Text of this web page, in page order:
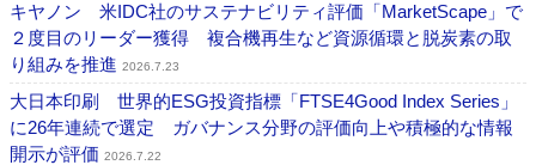
キヤノン 米IDC社のサステナビリティ評価「MarketScape」で
２度目のリーダー獲得 複合機再生など資源循環と脱炭素の取
り組みを推進 2026.7.23
大日本印刷 世界的ESG投資指標「FTSE4Good Index Series」
に26年連続で選定 ガバナンス分野の評価向上や積極的な情報
開示が評価 2026.7.22